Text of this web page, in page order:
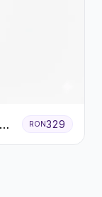
RON329